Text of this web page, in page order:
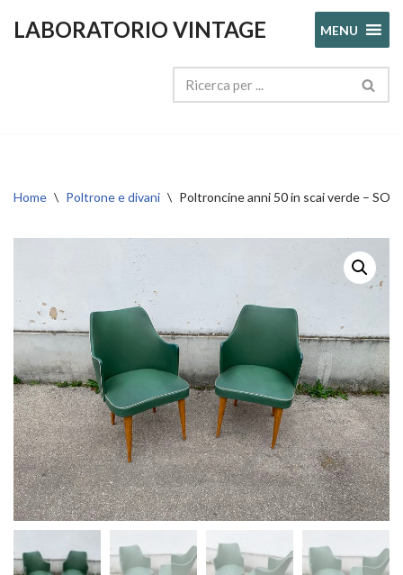
LABORATORIO VINTAGE MENU
Home \ Poltrone e divani \ Poltroncine anni 50 in scai verde –